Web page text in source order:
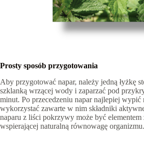
Prosty sposób przygotowania
Aby przygotować napar, należy jedną łyżkę
szklanką wrzącej wody i zaparzać pod
minut. Po przecedzeniu napar najlepiej wypić
wykorzystać zawarte w nim składniki
naparu z liści pokrzywy może być
wspierającej naturalną równowagę organizmu.